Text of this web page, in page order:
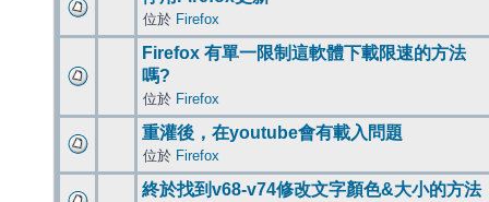
位於 Firefox
Firefox 有單一限制這軟體下載限速的方法
嗎?
位於 Firefox
重灌後，在youtube會有載入問題
位於 Firefox
終於找到v68-v74修改文字顏色&大小的方法